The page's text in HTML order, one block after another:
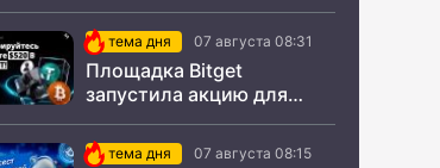
тема дня 07 августа 08:31
Площадка Bitget
запустила акцию для
СНГтема дня 07 августа 08:15